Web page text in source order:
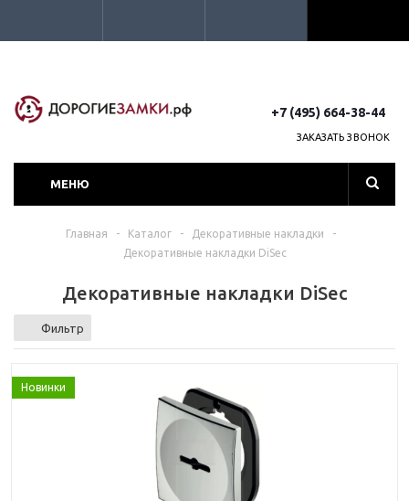
+7 (495) 664-38-44
ЗАКАЗАТЬ ЗВОНОК
МЕНЮ
Главная - Каталог - Декоративные накладки
-
Декоративные накладки DiSec
Декоративные накладки DiSec
Фильтр
Новинки